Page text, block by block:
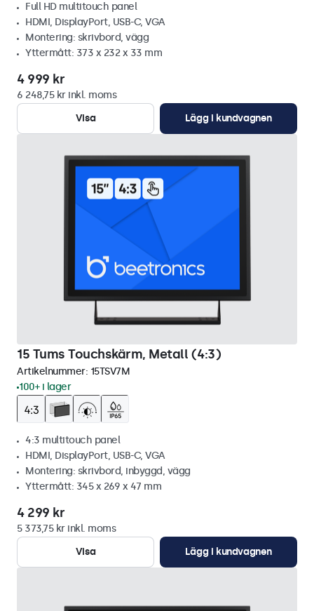
Full HD multitouch panel
HDMI, DisplayPort, USB-C, VGA
Montering: skrivbord, vägg
Yttermått: 373 x 232 x 33 mm
4 999 kr
6 248,75 kr inkl. moms
Visa
Lägg i kundvagnen
15 Tums Touchskärm, Metall (4:3)
Artikelnummer: 15TSV7M
100+ i lager
4:3 multitouch panel
HDMI, DisplayPort, USB-C, VGA
Montering: skrivbord, inbyggd, vägg
Yttermått: 345 x 269 x 47 mm
4 299 kr
5 373,75 kr inkl. moms
Visa
Lägg i kundvagnen